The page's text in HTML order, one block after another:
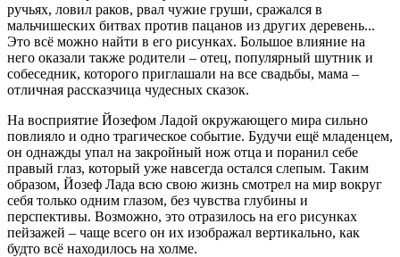
ручьях, ловил раков, рвал чужие груши, сражался в
мальчишеских битвах против пацанов из других деревень...
Это всё можно найти в его рисунках. Большое влияние на
него оказали также родители – отец, популярный шутник и
собеседник, которого приглашали на все свадьбы, мама –
отличная рассказчица чудесных сказок.
На восприятие Йозефом Ладой окружающего мира сильно
повлияло и одно трагическое событие. Будучи ещё младенцем,
он однажды упал на закройный нож отца и поранил себе
правый глаз, который уже навсегда остался слепым. Таким
образом, Йозеф Лада всю свою жизнь смотрел на мир вокруг
себя только одним глазом, без чувства глубины и
перспективы. Возможно, это отразилось на его рисунках
пейзажей – чаще всего он их изображал вертикально, как
будто всё находилось на холмe.